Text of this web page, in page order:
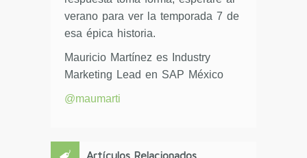
verano para ver la temporada 7 de
esa épica historia.
Mauricio Martínez es Industry
Marketing Lead en SAP México
@maumarti
Artículos Relacionados